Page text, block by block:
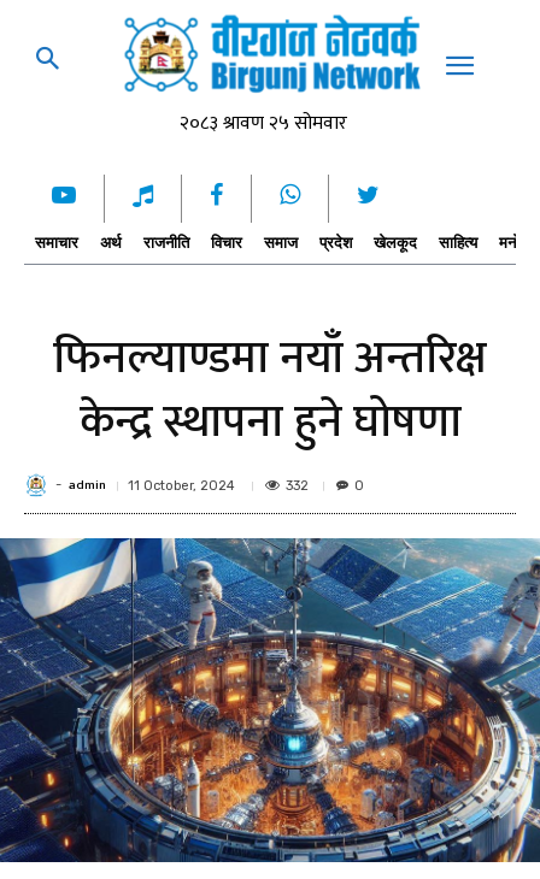
समाचार अर्थ राजनीति विचार समाज प्रदेश खेलकूद साहित्य
फिनल्याण्डमा नयाँ अन्तरिक्ष
केन्द्र स्थापना हुने घोषणा
- admin 11 October, 2024 332 0